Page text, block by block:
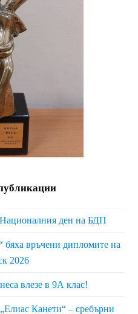
ден на БДП
връчени дипломите на
2026
влезе в 9А клас!
Канети“ – сребърни